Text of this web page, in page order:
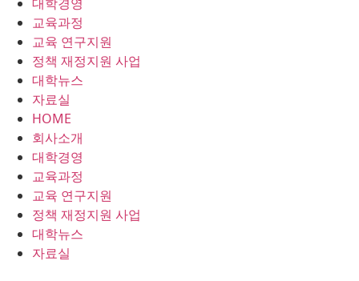
교육과정
교육 연구지원
정책 재정지원 사업
대학뉴스
자료실
HOME
회사소개
대학경영
교육과정
교육 연구지원
정책 재정지원 사업
대학뉴스
자료실